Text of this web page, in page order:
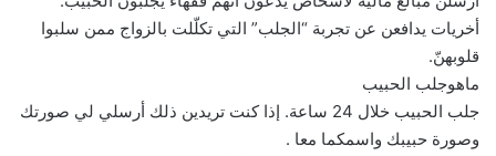
أخريات يدافعن عن تجربة “الجلب” التي تكلّلت بالزواج ممن سلبوا
قلوبهنّ.
ماهوجلب الحبيب
جلب الحبيب خلال 24 ساعة. إذا كنت تريدين ذلك أرسلي لي صورتك
وصورة حبيبك واسمكما معا .